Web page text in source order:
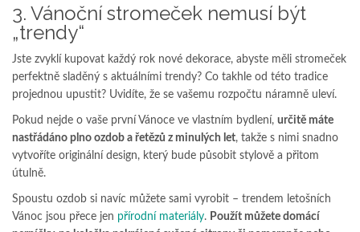
3. Vánoční stromeček nemusí být
„trendy“
Jste zvyklí kupovat každý rok nové dekorace, abyste měli stromeček
perfektně sladěný s aktuálními trendy? Co takhle od této tradice
projednou upustit? Uvidíte, že se vašemu rozpočtu náramně uleví.
Pokud nejde o vaše první Vánoce ve vlastním bydlení, určitě máte
nastřádáno plno ozdob a řetězů z minulých let, takže s nimi snadno
vytvoříte originální design, který bude působit stylově a přitom
útulně.
Spoustu ozdob si navíc můžete sami vyrobit – trendem letošních
Vánoc jsou přece jen přírodní materiály. Použít můžete domácí